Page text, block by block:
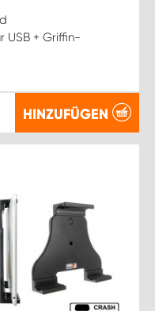
+ Griffin-
HINZUFÜGEN